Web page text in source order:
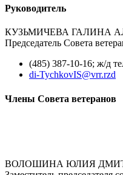
Руководитель
КУЗЬМИЧЕВА ГАЛИНА
Председатель Совета
(485) 387-10-16; ж/д
di-TychkovIS@vrr.rzd
Члены Совета ветеранов
ВОЛОШИНА ЮЛИЯ